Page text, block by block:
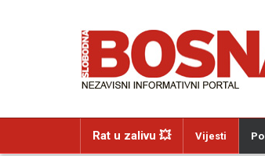
Rat u zalivu 💥 Vijesti